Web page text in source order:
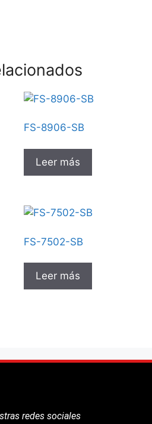
FS-8906-SB
Leer más
FS-7502-SB
Leer más
redes sociales